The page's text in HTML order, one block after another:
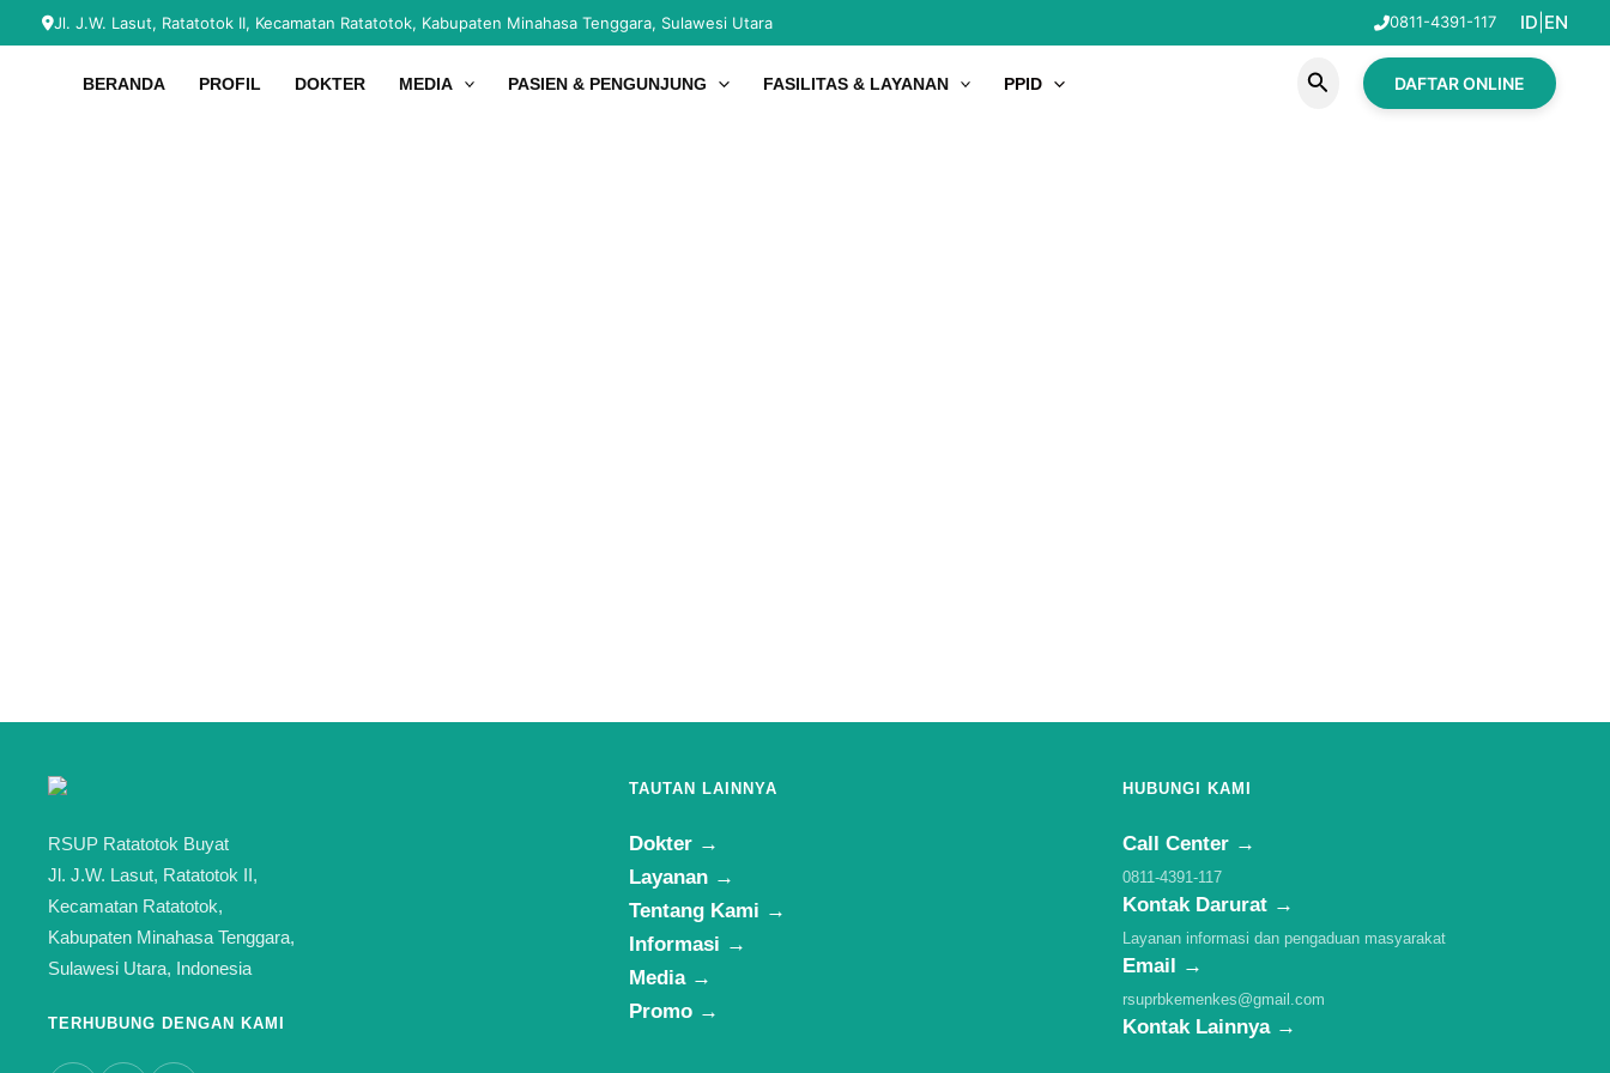
to
Jl. J.W. Lasut, Ratatotok II, Kecamatan Ratatotok, Kabupaten Minahasa Tenggara, Sulawesi Utara 0811-4391-117 ID EN
BERANDA PROFIL DOKTER MEDIA PASIEN & PENGUNJUNG FASILITAS & LAYANAN PPID Search DAFTAR ONLINE
Beranda INFORMASI SERTA MERTA
RSUP Ratatotok Buyat
Jl. J.W. Lasut, Ratatotok II,
Kecamatan Ratatotok,
Kabupaten Minahasa Tenggara,
Sulawesi Utara, Indonesia
TERHUBUNG DENGAN KAMI
TAUTAN LAINNYA
Dokter →
Layanan →
Tentang Kami →
Informasi →
Media →
Promo →
HUBUNGI KAMI
Call Center →
0811-4391-117
Kontak Darurat →
Layanan informasi dan pengaduan masyarakat
Email →
rsuprbkemenkes@gmail.com
Kontak Lainnya →